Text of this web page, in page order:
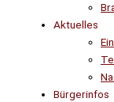
Aktuelles
Bürgerinfos